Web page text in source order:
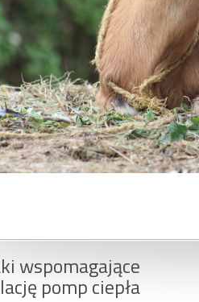
wspomagające
pomp ciepła